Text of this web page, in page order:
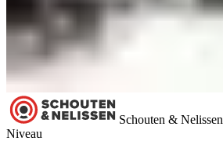
Schouten & Nelissen
Niveau